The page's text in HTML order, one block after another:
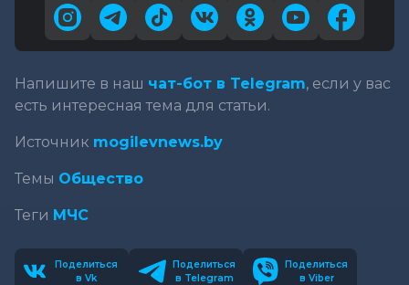
Напишите в наш чат-бот в Telegram, если у вас
есть интересная тема для статьи.
Источник mogilevnews.by
Темы Общество
Теги МЧС
Поделиться
в Vk
Поделиться
в Telegram
Поделиться
в Viber